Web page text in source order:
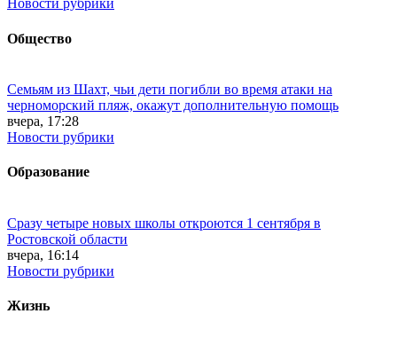
Новости рубрики
Общество
Семьям из Шахт, чьи дети погибли во время атаки на
черноморский пляж, окажут дополнительную помощь
вчера, 17:28
Новости рубрики
Образование
Сразу четыре новых школы откроются 1 сентября в
Ростовской области
вчера, 16:14
Новости рубрики
Жизнь